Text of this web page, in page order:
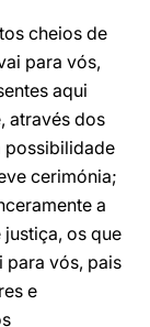
cheios de
para vós,
aqui
através dos
possibilidade
cerimónia;
a
os que
para vós, pais
e